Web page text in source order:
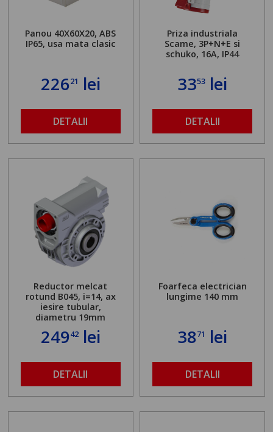
Panou 40X60X20, ABS
IP65, usa mata clasic
22621 lei
DETALII
Priza industriala
Scame, 3P+N+E si
schuko, 16A, IP44
3353 lei
DETALII
Reductor melcat
rotund B045, i=14, ax
iesire tubular,
diametru 19mm
24942lei
DETALII
Foarfeca electrician
lungime 140 mm
3871 lei
DETALII